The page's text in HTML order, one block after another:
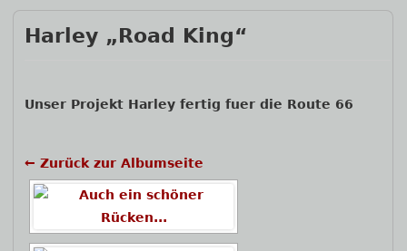
Harley „Road King“
Unser Projekt Harley fertig fuer die Route 66
← Zurück zur Albumseite